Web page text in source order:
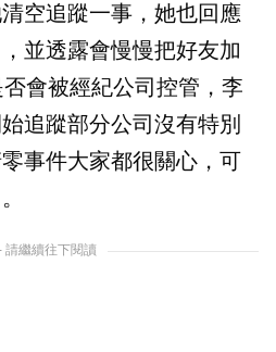
空追蹤一事，她也回應
並透露會慢慢把好友加
會被經紀公司控管，李
追蹤部分公司沒有特別
事件大家都很關心，可
請繼續往下閱讀